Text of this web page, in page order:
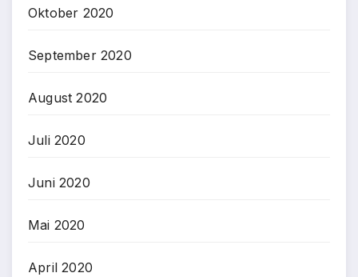
Oktober 2020
September 2020
August 2020
Juli 2020
Juni 2020
Mai 2020
April 2020